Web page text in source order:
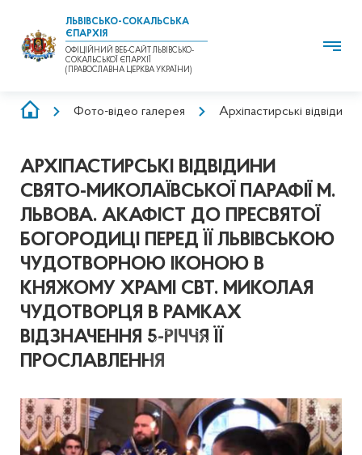
ЛЬВІВСЬКО-СОКАЛЬСЬКА
ЄПАРХІЯ
ОФІЦІЙНИЙ ВЕБ-САЙТ ЛЬВІВСЬКО-
СОКАЛЬСЬКОЇ ЄПАРХІЇ
(ПРАВОСЛАВНА ЦЕРКВА УКРАЇНИ)
РЯДОКФото-відео галерея Архіпастирські
АРХІПАСТИРСЬКІ ВІДВІДИНИ
СВЯТО-МИКОЛАЇВСЬКОЇ ПАРАФІЇ М.
ЛЬВОВА. АКАФІСТ ДО ПРЕСВЯТОЇ
БОГОРОДИЦІ ПЕРЕД ЇЇ ЛЬВІВСЬКОЮ
ЧУДОТВОРНОЮ ІКОНОЮ В
КНЯЖОМУ ХРАМІ СВТ. МИКОЛАЯ
ЧУДОТВОРЦЯ В РАМКАХ
ВІДЗНАЧЕННЯ 5-РІЧЧЯ ЇЇ
ПРОСЛАВЛЕННЯ